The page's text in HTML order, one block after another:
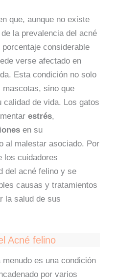
que, aunque no existe
la prevalencia del acné
considerable
verse afectado en
Esta condición no solo
sino que
calidad de vida. Los gatos
estrés,
en su
al malestar asociado. Por
los cuidadores
del acné felino y se
causas y tratamientos
la salud de sus
Acné felino
es una condición
por varios